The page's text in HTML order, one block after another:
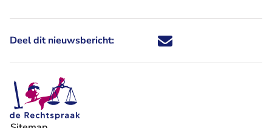
Deel dit nieuwsbericht: Deel dit nieuwsbericht via X -
Deel dit nieuwsbericht via
Deel dit nieuwsbericht
Deel dit